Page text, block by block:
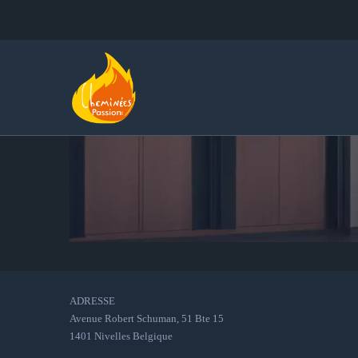
ADRESSE
Avenue Robert Schuman, 51 Bte 15
1401 Nivelles Belgique